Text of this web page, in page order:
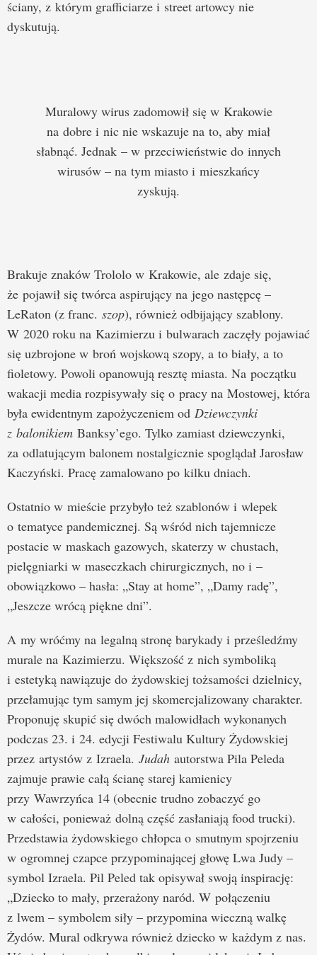
ściany, z którym grafficiarze i street artowcy nie
dyskutują.
Muralowy wirus zadomowił się w Krakowie
na dobre i nic nie wskazuje na to, aby miał
słabnąć. Jednak – w przeciwieństwie do innych
wirusów – na tym miasto i mieszkańcy
zyskują.
Brakuje znaków Trololo w Krakowie, ale zdaje się,
że pojawił się twórca aspirujący na jego następcę –
LeRaton (z franc. szop), również odbijający szablony.
W 2020 roku na Kazimierzu i bulwarach zaczęły pojawiać
się uzbrojone w broń wojskową szopy, a to biały, a to
fioletowy. Powoli opanowują resztę miasta. Na początku
wakacji media rozpisywały się o pracy na Mostowej, która
była ewidentnym zapożyczeniem od Dziewczynki
z balonikiem Banksy’ego. Tylko zamiast dziewczynki,
za odlatującym balonem nostalgicznie spoglądał Jarosław
Kaczyński. Pracę zamalowano po kilku dniach.
Ostatnio w mieście przybyło też szablonów i wlepek
o tematyce pandemicznej. Są wśród nich tajemnicze
postacie w maskach gazowych, skaterzy w chustach,
pielęgniarki w maseczkach chirurgicznych, no i –
obowiązkowo – hasła: „Stay at home”, „Damy radę”,
„Jeszcze wrócą piękne dni”.
A my wróćmy na legalną stronę barykady i prześledźmy
murale na Kazimierzu. Większość z nich symboliką
i estetyką nawiązuje do żydowskiej tożsamości dzielnicy,
przełamując tym samym jej skomercjalizowany charakter.
Proponuję skupić się dwóch malowidłach wykonanych
podczas 23. i 24. edycji Festiwalu Kultury Żydowskiej
przez artystów z Izraela. Judah autorstwa Pila Peleda
zajmuje prawie całą ścianę starej kamienicy
przy Wawrzyńca 14 (obecnie trudno zobaczyć go
w całości, ponieważ dolną część zasłaniają food trucki).
Przedstawia żydowskiego chłopca o smutnym spojrzeniu
w ogromnej czapce przypominającej głowę Lwa Judy –
symbol Izraela. Pil Peled tak opisywał swoją inspirację:
„Dziecko to mały, przerażony naród. W połączeniu
z lwem – symbolem siły – przypomina wieczną walkę
Żydów. Mural odkrywa również dziecko w każdym z nas.